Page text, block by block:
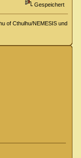
Gespeichert
of Cthulhu/NEMESIS und